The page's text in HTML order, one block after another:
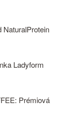
NaturalProtein
Ladyform
Prémiová